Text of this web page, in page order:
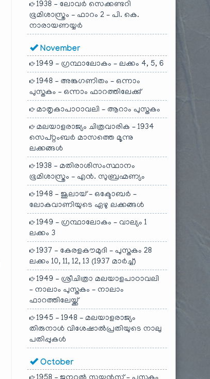
1938 – ലോവർ സെക്കണ്ടറി
ഭൂമിശാസ്ത്രം – ഫാറം 2 – പി. കെ.
നാരായണയ്യർ
November
1949 – ഗ്രന്ഥാലോകം – ലക്കം 4, 5, 6
1948 – അങ്കഗണിതം – ഒന്നാം
പുസ്തകം – ഒന്നാം ഫാറത്തിലേക്കു്
മാതൃകാപാഠാവലി – ആറാം പുസ്തകം
മലയാളരാജ്യം ചിത്രവാരിക – 1934
സെപ്റ്റംബർ മാസത്തെ മൂന്നു
ലക്കങ്ങൾ
1938 – മതിരാശിസംസ്ഥാനം
ഭൂമിശാസ്ത്രം – എൻ. സുബ്രഹ്മണ്യം
1948 – ജൂലായ് – ഒക്ടോബർ –
ലോകവാണിയുടെ ഏഴു ലക്കങ്ങൾ
1949 – ഗ്രന്ഥാലോകം – വാല്യം 1
ലക്കം 3
1937 – കേരളകൗമുദി – പുസ്തകം 28
ലക്കം 10, 11, 12, 13 (1937 മാർച്ച്)
1949 – ശ്രീചിത്രാ മലയാളപാഠാവലി
– നാലാം പുസ്തകം – നാലാം
ഫാറത്തിലേയ്ക്ക്
1945 – 1948 – മലയാളരാജ്യം
തിരുനാൾ വിശേഷാൽപ്രതിയുടെ നാലു
പതിപ്പുകൾ
October